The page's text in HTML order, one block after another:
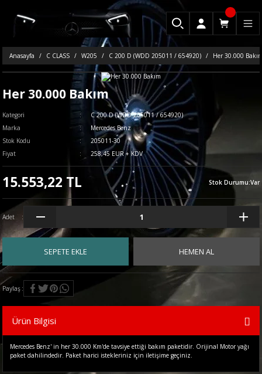
Anasayfa C CLASS W205 C 200 D (WDD 205011 / 654920) Her 30.000
Her 30.000 Bakım
Kategori
C 200 D (WDD 205011 / 654920)
Marka
Mercedes Benz
Stok Kodu
205011-30
Fiyat
258,45 EUR + KDV
15.553,22 TL Stok Durumu:Var
Adet
SEPETE EKLE HEMEN AL
Paylaş
Ürün Bilgisi
Mercedes Benz' in her 30.000 Km'de tavsiye ettiği bakım paketidir. Orijinal Motor yağı
paket dahilindedir. Paket harici istekleriniz için iletişime geçiniz.